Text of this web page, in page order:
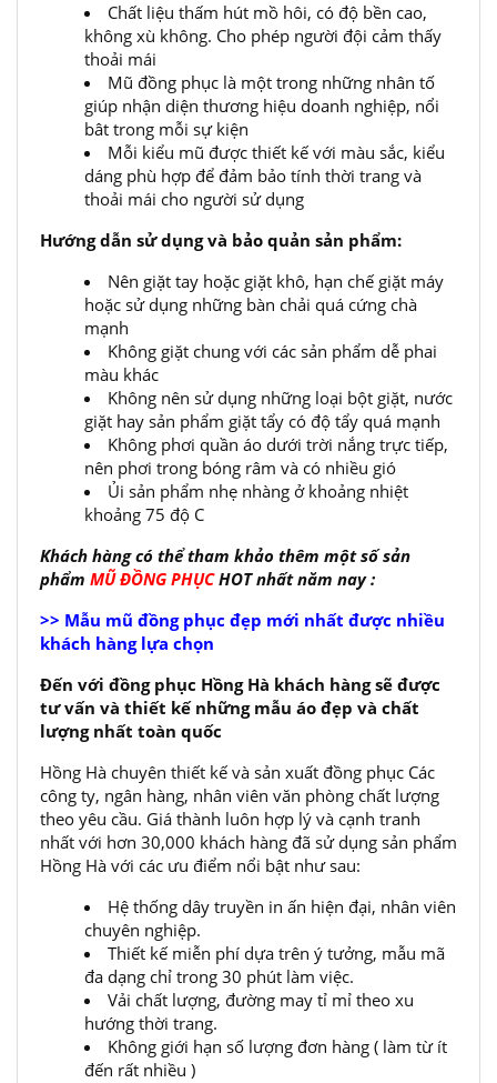
Chất liệu thấm hút mồ hôi, có độ bền cao,
không xù không. Cho phép người đội cảm thấy
thoải mái
Mũ đồng phục là một trong những nhân tố
giúp nhận diện thương hiệu doanh nghiệp, nổi
bât trong mỗi sự kiện
Mỗi kiểu mũ được thiết kế với màu sắc, kiểu
dáng phù hợp để đảm bảo tính thời trang và
thoải mái cho người sử dụng
Hướng dẫn sử dụng và bảo quản sản phẩm:
Nên giặt tay hoặc giặt khô, hạn chế giặt máy
hoặc sử dụng những bàn chải quá cứng chà
mạnh
Không giặt chung với các sản phẩm dễ phai
màu khác
Không nên sử dụng những loại bột giặt, nước
giặt hay sản phẩm giặt tẩy có độ tẩy quá mạnh
Không phơi quần áo dưới trời nắng trực tiếp,
nên phơi trong bóng râm và có nhiều gió
Ủi sản phẩm nhẹ nhàng ở khoảng nhiệt
khoảng 75 độ C
Khách hàng có thể tham khảo thêm một số sản
phẩm MŨ ĐỒNG PHỤCHOT nhất năm nay :
>> Mẫu mũ đồng phục đẹp mới nhất được nhiều
khách hàng lựa chọn
Đến với đồng phục Hồng Hà khách hàng sẽ được
tư vấn và thiết kế những mẫu áo đẹp và chất
lượng nhất toàn quốc
Hồng Hà chuyên thiết kế và sản xuất đồng phục Các
công ty, ngân hàng, nhân viên văn phòng chất lượng
theo yêu cầu. Giá thành luôn hợp lý và cạnh tranh
nhất với hơn 30,000 khách hàng đã sử dụng sản phẩm
Hồng Hà với các ưu điểm nổi bật như sau:
Hệ thống dây truyền in ấn hiện đại, nhân viên
chuyên nghiệp.
Thiết kế miễn phí dựa trên ý tưởng, mẫu mã
đa dạng chỉ trong 30 phút làm việc.
Vải chất lượng, đường may tỉ mỉ theo xu
hướng thời trang.
Không giới hạn số lượng đơn hàng ( làm từ ít
đến rất nhiều )